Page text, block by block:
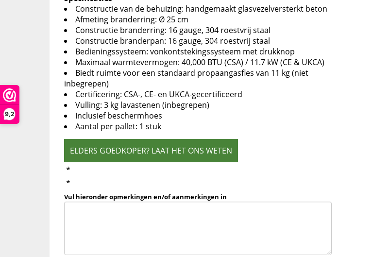
9,2
Constructie van de behuizing: handgemaakt glasvezelversterkt beton
Afmeting branderring: Ø 25 cm
Constructie branderring: 16 gauge, 304 roestvrij staal
Constructie branderpan: 16 gauge, 304 roestvrij staal
Bedieningssysteem: vonkontstekingssysteem met drukknop
Maximaal warmtevermogen: 40,000 BTU (CSA) / 11.7 kW (CE & UKCA)
Biedt ruimte voor een standaard propaangasfles van 11 kg (niet
inbegrepen)
Certificering: CSA-, CE- en UKCA-gecertificeerd
Vulling: 3 kg lavastenen (inbegrepen)
Inclusief beschermhoes
Aantal per pallet: 1 stuk
ELDERS GOEDKOPER? LAAT HET ONS WETEN
*
*
Vul hieronder opmerkingen en/of aanmerkingen in